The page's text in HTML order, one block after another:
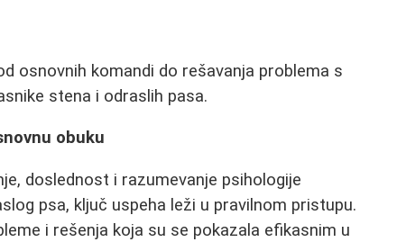
osnovnih komandi do rešavanja problema s
stena i odraslih pasa.
obuku
doslednost i razumevanje psihologije
psa, ključ uspeha leži u pravilnom pristupu.
i rešenja koja su se pokazala efikasnim u